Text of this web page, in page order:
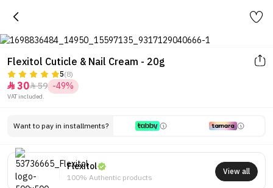
Flexitol Cuticle & Nail Cream - 20g
5(8)
 3059 -49%
VAT included.
Want to pay in installments?
Flexitol
100% Authentic products
View all